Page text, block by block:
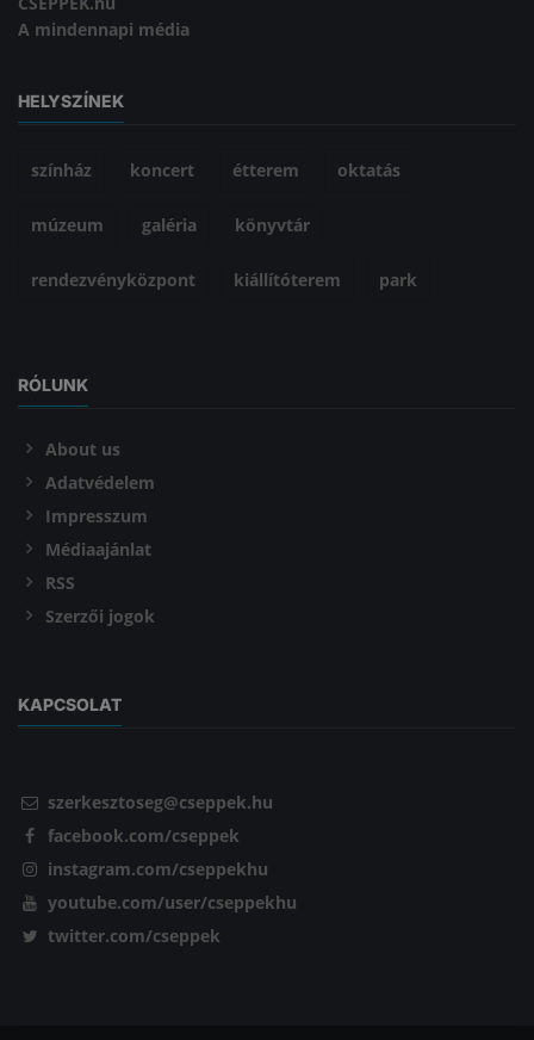
A mindennapi média
HELYSZÍNEK
színház koncert étterem oktatás
múzeum galéria könyvtár
rendezvényközpont kiállítóterem park
RÓLUNK
About us
Adatvédelem
Impresszum
Médiaajánlat
RSS
Szerzői jogok
KAPCSOLAT
szerkesztoseg@cseppek.hu
facebook.com/cseppek
instagram.com/cseppekhu
youtube.com/user/cseppekhu
twitter.com/cseppek